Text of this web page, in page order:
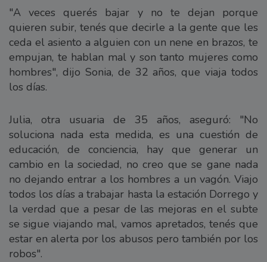
"A veces querés bajar y no te dejan porque
quieren subir, tenés que decirle a la gente que les
ceda el asiento a alguien con un nene en brazos, te
empujan, te hablan mal y son tanto mujeres como
hombres", dijo Sonia, de 32 años, que viaja todos
los días.
Julia, otra usuaria de 35 años, aseguró: "No
soluciona nada esta medida, es una cuestión de
educación, de conciencia, hay que generar un
cambio en la sociedad, no creo que se gane nada
no dejando entrar a los hombres a un vagón. Viajo
todos los días a trabajar hasta la estación Dorrego y
la verdad que a pesar de las mejoras en el subte
se sigue viajando mal, vamos apretados, tenés que
estar en alerta por los abusos pero también por los
robos".